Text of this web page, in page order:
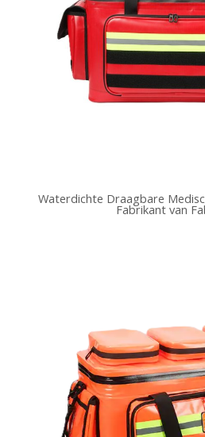
Waterdichte Draagbare
Fabrikant van